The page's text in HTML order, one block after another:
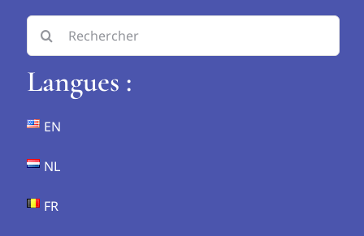
Search
for:
Langues :
EN
NL
FR